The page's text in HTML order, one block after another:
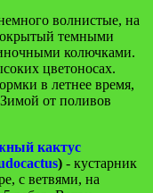
волнистые, на
темными
колючками.
цветоносах.
в летнее время,
от поливов
кактус
) - кустарник
с ветвями, на